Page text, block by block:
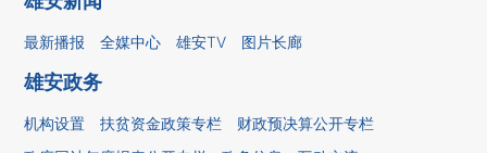
最新播报 全媒中心 雄安TV 图片长廊
雄安政务
机构设置 扶贫资金政策专栏
财政预决算公开专栏